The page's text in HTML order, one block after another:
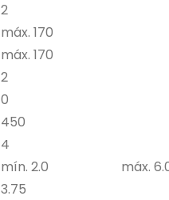
2
máx. 170
máx. 170
2
0
450
4
mín. 2.0
máx.
3.75